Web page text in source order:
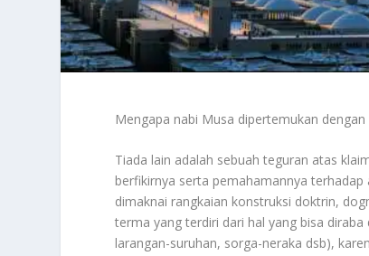
Mengapa nabi Musa dipertemukan dengan
Tiada lain adalah sebuah teguran atas
berfikirnya serta pemahamannya
dimaknai rangkaian konstruksi doktrin,
terma yang terdiri dari hal yang bisa diraba
larangan-suruhan, sorga-neraka dsb),